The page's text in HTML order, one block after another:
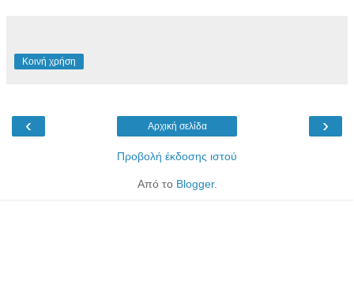
Κοινή χρήση
‹ ›
Αρχική σελίδα
Προβολή έκδοσης ιστού
Από το Blogger.